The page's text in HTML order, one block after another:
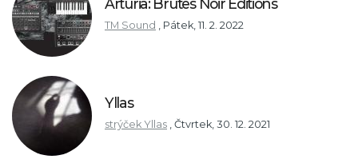
Arturia: Brutes Noir Editions
TM Sound , Pátek, 11. 2. 2022
Yllas
strýček Yllas , Čtvrtek, 30. 12. 2021